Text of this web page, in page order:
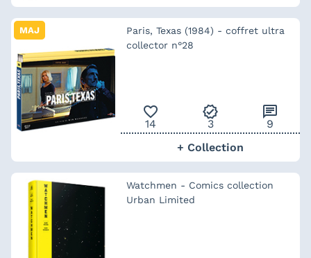
MAJ
Paris, Texas (1984) - coffret ultra
collector n°28
favorite_outline
14
verified
3
chat
9
+ Collection
Watchmen - Comics collection
Urban Limited